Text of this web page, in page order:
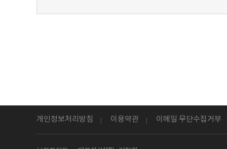
개인정보처리방침 이용약관 이메일 무단수집거부